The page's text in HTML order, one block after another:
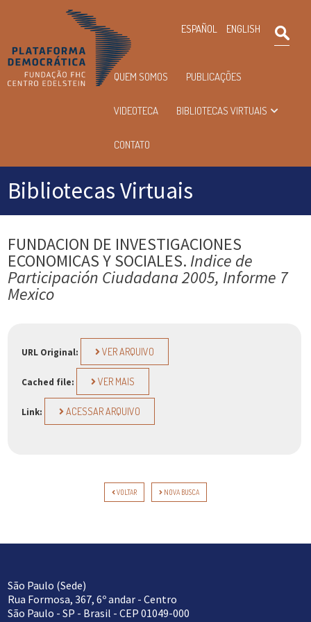
ESPAÑOL ENGLISH
Menu
principal
QUEM SOMOS PUBLICAÇÕES
VIDEOTECA BIBLIOTECAS VIRTUAIS
CONTATO
Bibliotecas Virtuais
FUNDACION DE INVESTIGACIONES
ECONOMICAS Y SOCIALES. Indice de
Participación Ciudadana 2005, Informe 7
Mexico
URL Original: VER ARQUIVO
Cached file: VER MAIS
Link: ACESSAR ARQUIVO
VOLTAR NOVA BUSCA
São Paulo (Sede)
Rua Formosa, 367, 6º andar - Centro
São Paulo - SP - Brasil - CEP 01049-000